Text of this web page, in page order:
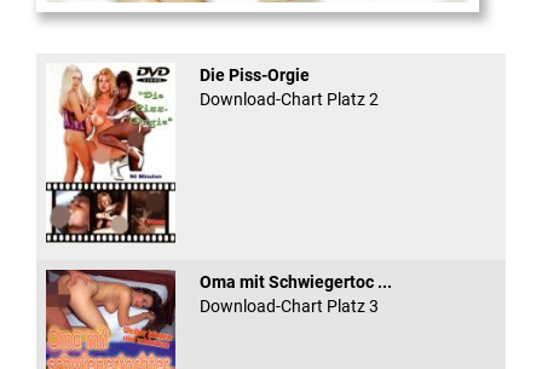
And Confused #8 - ...
Die Piss-Orgie
Download-Chart Platz 2
Oma mit Schwiegertoc ...
Download-Chart Platz 3